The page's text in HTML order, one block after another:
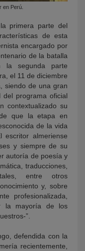
en Perú.
primera parte del
de esta
encargado por
de la batalla
la segunda parte
el 11 de diciembre
siendo de una gran
del programa oficial
contextualizado su
que la etapa en
de la vida
escritor almeriense
y siempre de su
autoría de poesía y
traducciones,
entre otros
y, sobre
profesionalizada,
la mayoría de los
”.
defendida con la
recientemente,